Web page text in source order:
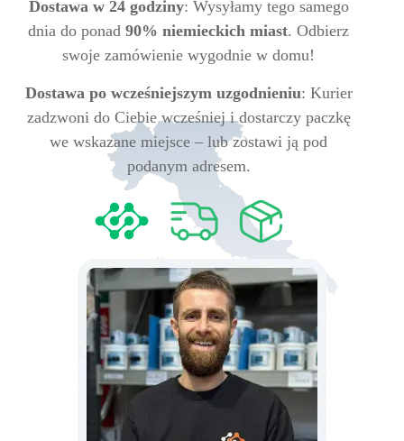
Dostawa w 24 godziny: Wysyłamy tego samego
dnia do ponad 90% niemieckich miast. Odbierz
swoje zamówienie wygodnie w domu!
Dostawa po wcześniejszym uzgodnieniu: Kurier
zadzwoni do Ciebie wcześniej i dostarczy paczkę
we wskazane miejsce – lub zostawi ją pod
podanym adresem.